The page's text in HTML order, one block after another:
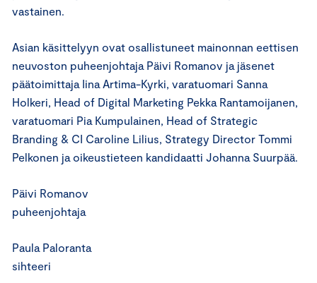
vastainen.
Asian käsittelyyn ovat osallistuneet mainonnan eettisen
neuvoston puheenjohtaja Päivi Romanov ja jäsenet
päätoimittaja Iina Artima-Kyrki, varatuomari Sanna
Holkeri, Head of Digital Marketing Pekka Rantamoijanen,
varatuomari Pia Kumpulainen, Head of Strategic
Branding & CI Caroline Lilius, Strategy Director Tommi
Pelkonen ja oikeustieteen kandidaatti Johanna Suurpää.
Päivi Romanov
puheenjohtaja
Paula Paloranta
sihteeri